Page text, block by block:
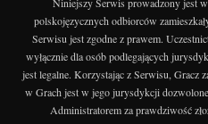
polskojęzycznych odbiorców
Serwisu jest zgodne z prawem.
wyłącznie dla osób podlegających
jest legalne. Korzystając z Serwisu, Gracz
w Grach jest w jego jurysdykcji
Administratorem za prawdziwość